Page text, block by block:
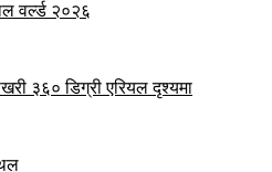
वर्ल्ड २०२६
३६० डिग्री एरियल दृश्यमा